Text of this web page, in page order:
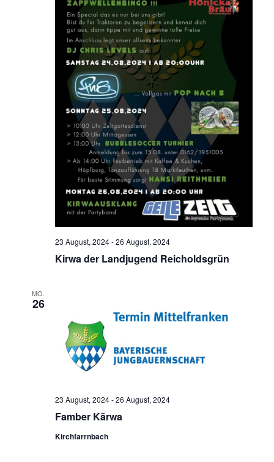
Kirwa der Landjugend Reicholdsgrün
23 August, 2024-26 August, 2024
MO.
26
Famber Kärwa
23 August, 2024-26 August, 2024
Kirchfarrnbach